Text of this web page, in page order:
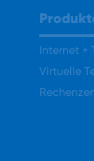
Internet +
Virtuelle